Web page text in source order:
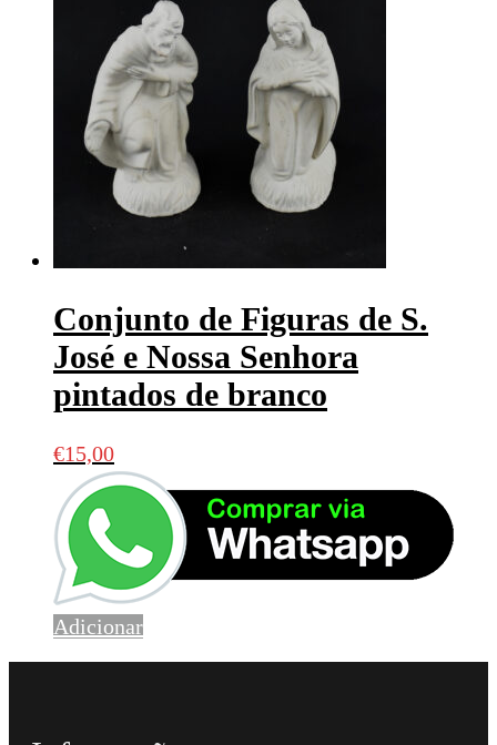
Conjunto de Figuras de S.
José e Nossa Senhora
pintados de branco
€15,00
Adicionar